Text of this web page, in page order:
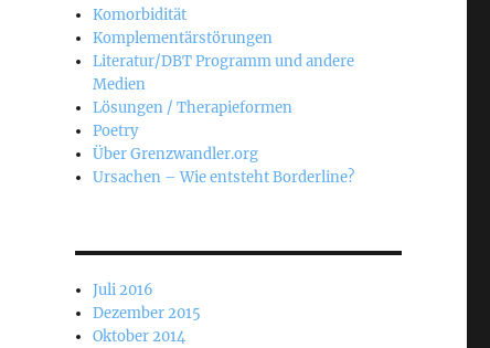
Komorbidität
Komplementärstörungen
Literatur/DBT Programm und andere
Medien
Lösungen / Therapieformen
Poetry
Über Grenzwandler.org
Ursachen – Wie entsteht Borderline?
Juli 2016
Dezember 2015
Oktober 2014